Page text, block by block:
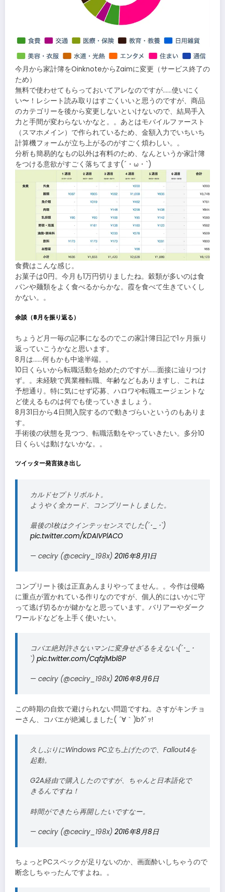
今月から家計簿をOinknoteからZaimに変更（サービス終了の
ため）
無料で使わせてもらっておいてアレなのですが……使いにく
い〜！レシート読み取りはすごくいいと思うのですが、商品
のカテゴリーを後から変更しないといけないので、結局手入
力と手間が変わらないかなと。。あとはモバイルファースト
（スマホメイン）で作られているため、金額入力でいちいち
計算機フォームが立ち上がるのがすごく煩わしい。。
分析も簡易的なもの以外は有料のため、なんというか家計簿
をつける意欲がすごく落ちてます(´・ω・`)
食費はこんな感じ。
お菓子は0円。今月も1万円切りましたね。穀類が多いのは食
パンや麺類をよく食べるからかな。霞を食べて生きていくし
かない。。
余談（8月を振り返る）
ちょうど月一毎の記事になるのでこの家計簿日記で1ヶ月振り
返っていこうかなと思います。
8月は……何もかも中途半端。。
10日くらいから転職活動を始めたのですが……面接に辿りつけ
ず。。未経験で異業種転職、年齢などもありますし、これは
予想通り。特に気にせず応募、ハロワや転職エージェントな
ど使えるものは何でも使っていきましょう。
8月31日から4日間入院するので動きづらいというのもありま
す。
手術後の状態を見つつ、転職活動をやっていきたい。多分10
日くらいは動けないかな。。
ツイッター発言抜き出し
カルドセプトリボルト。
ようやく全カード、コンプリートしました。
最後の1枚はクインテッセンスでした(´･_･`)
pic.twitter.com/KDAIVPlACO
— ceciry (@ceciry_198x) 2016年8月1日
コンプリート後は正直あんまりやってません。。今作は侵略
に重点が置かれている作りなのですが、個人的にはいかに守
って逃げ切るかが鍵かなと思っています。バリアーやダーク
ワールドなどを上手く使いたい。
コバエ絶対許さないマンに変身せざるをえない(´･_･
`) pic.twitter.com/CqfzjMbl8P
— ceciry (@ceciry_198x) 2016年8月6日
この時期の自炊で避けられない問題ですね。さすがキンチョ
ーさん、コバエが絶滅しました( ´∀｀)bｸﾞｯ!
久しぶりにWindows PC立ち上げたので、Fallout4を
起動。
G2A経由で購入したのですが、ちゃんと日本語化で
きるんですね！
時間ができたら再開したいですなー。
— ceciry (@ceciry_198x) 2016年8月8日
ちょっとPCスペックが足りないのか、画面酔いしちゃうので
断念しちゃったんですよね。。